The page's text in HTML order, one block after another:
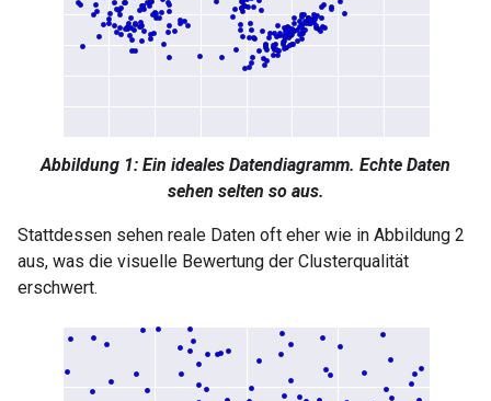
Abbildung 1: Ein ideales Datendiagramm. Echte Daten
sehen selten so aus.
Stattdessen sehen reale Daten oft eher wie in Abbildung 2
aus, was die visuelle Bewertung der Clusterqualität
erschwert.